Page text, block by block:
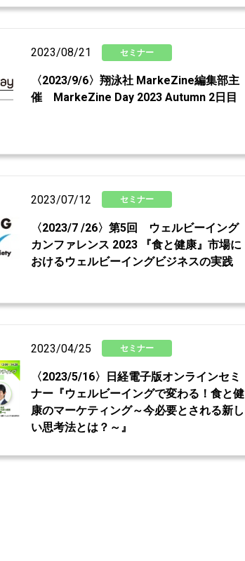
2023/08/21 セミナー
〈2023/9/6〉​翔泳社 MarkeZine編集部主
催 MarkeZine Day 2023 Autumn 2日目
2023/07/12 セミナー
〈2023/7 /26〉第5回 ウェルビーイング
カンファレンス 2023 『食と健康』市場に
おけるウェルビーイングビジネスの実践
2023/04/25 セミナー
〈2023/5/16〉日経電子版オンラインセミ
ナー『ウェルビーイングで変わる！食と健
康のマーケティング～今必要とされる新し
い思考法とは？～』